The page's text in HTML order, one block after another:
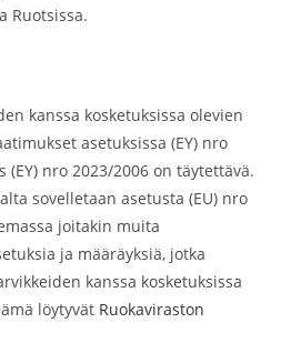
Ruotsissa.
kanssa kosketuksissa olevien
asetuksissa (EY) nro
(EY) nro 2023/2006 on täytettävä.
sovelletaan asetusta (EU) nro
joitakin muita
ja määräyksiä, jotka
kanssa kosketuksissa
löytyvät Ruokaviraston